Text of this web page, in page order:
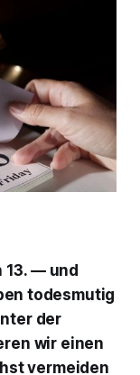
13. — und
todesmutig
der
wir einen
vermeiden